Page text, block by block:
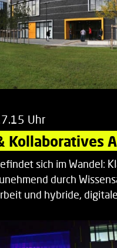
Uhr
Kollaboratives
sich im Wandel:
durch
und hybride,